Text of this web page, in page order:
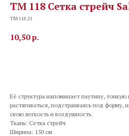
TM 118 Сетка стрейч
TM 118.21
10,50р.
Её структура напоминает паутину,
растягиваться, подстраиваясь под
свою легкость и воздушность.
Ткань: Сетка стрейч
Ширина: 150 см